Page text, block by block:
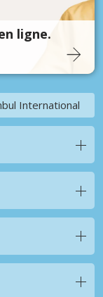
ligne.
International